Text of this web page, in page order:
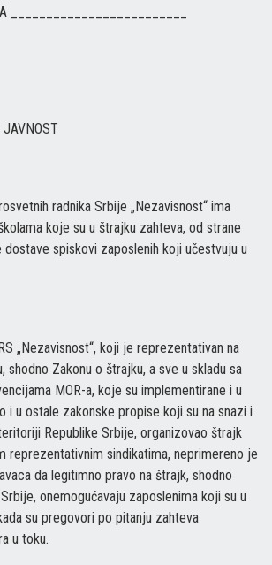
_________________________
radnika Srbije „Nezavisnost“ ima
koje su u štrajku zahteva, od strane
dostave spiskovi zaposlenih koji učestvuju u
„Nezavisnost“, koji je reprezentativan na
shodno Zakonu o štrajku, a sve u skladu sa
MOR-a, koje su implementirane i u
i u ostale zakonske propise koji su na snazi i
Republike Srbije, organizovao štrajk
reprezentativnim sindikatima, neprimereno je
da legitimno pravo na štrajk, shodno
onemogućavaju zaposlenima koji su u
su pregovori po pitanju zahteva
u toku.